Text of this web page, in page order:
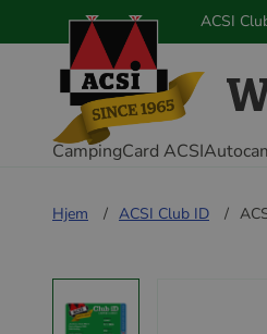
ACSI
CampingCard ACSI
Hjem ACSI Club ID